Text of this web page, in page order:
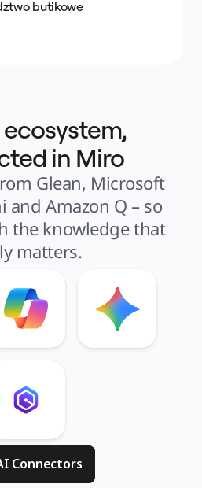
butikowe
ecosystem,
in Miro
Glean, Microsoft
and Amazon Q – so
the knowledge that
matters.
Connectors